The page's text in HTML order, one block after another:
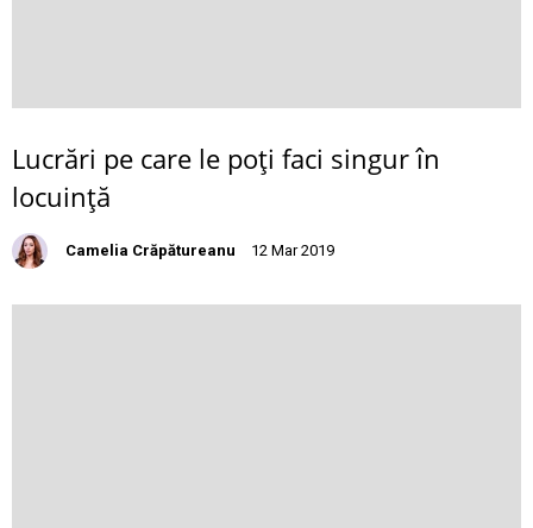
Lucrări pe care le poţi faci singur în
locuinţă
Camelia Crăpătureanu 12 Mar 2019